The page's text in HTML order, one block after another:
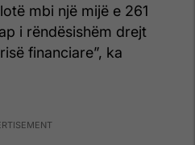
mbi një mijë e 261
i rëndësishëm drejt
financiare”, ka